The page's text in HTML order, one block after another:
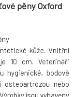
pěny Oxford
kůže. Vnitřní
10 cm. Veterináři
hygienické, bodově
nebo
jsou vybaveny